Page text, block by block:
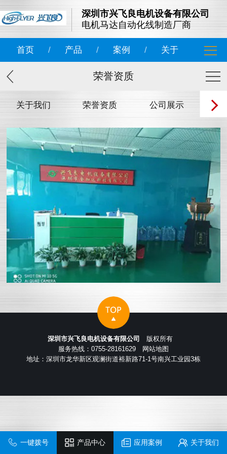
深圳市兴飞良电机设备有限公司
电机马达自动化线制造厂商
首页 / 产品 / 案例 / 关于
荣誉资质
关于我们 荣誉资质 公司展示 团
深圳市兴飞良电机设备有限公司
版权所有
服务热线：0755-28161629
网站地图
地址：深圳市龙华新区观澜街道裕新路71-1号南兴工业园3栋
一键拨号 产品中心 应用案例 关于我们